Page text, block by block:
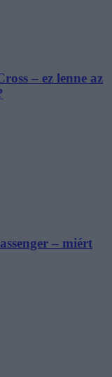
– ez lenne az
– miért